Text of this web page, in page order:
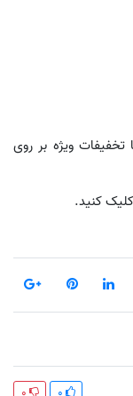
تخفیفات ویژه بر روی
کلیک کنید.